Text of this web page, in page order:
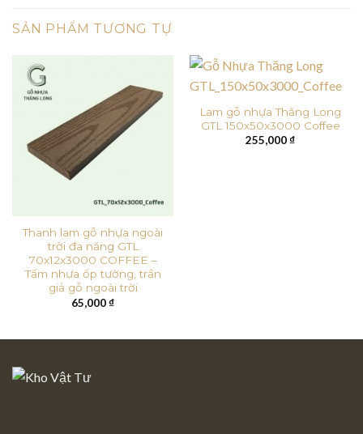
SẢN PHẨM TƯƠNG TỰ
Thanh lam gỗ nhựa ngoài
trời đa năng GTL
70x12x3000 COFFEE –
Tấm nhựa ốp tường, trần
giả gỗ ngoài trời
65,000₫
Lam gỗ nhựa Thăng Long
GTL 150x50x3000 Coffee
255,000₫